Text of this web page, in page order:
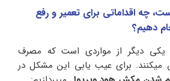
چه اقداماتی برای تعمیر و رفع
دهیم؟
دیگر از مواردی است که مصرف
میکنند. برای عیب یابی این مشکل در